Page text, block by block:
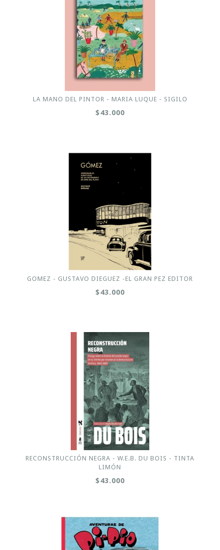
LA MANO DEL PINTOR - MARIA LUQUE - SIGILO
$43.000
GOMEZ - GUSTAVO DIEGUEZ -EL GRAN PEZ EDITOR
$43.000
RECONSTRUCCIÓN NEGRA - W.E.B. DU BOIS - TINTA
LIMÓN
$43.000